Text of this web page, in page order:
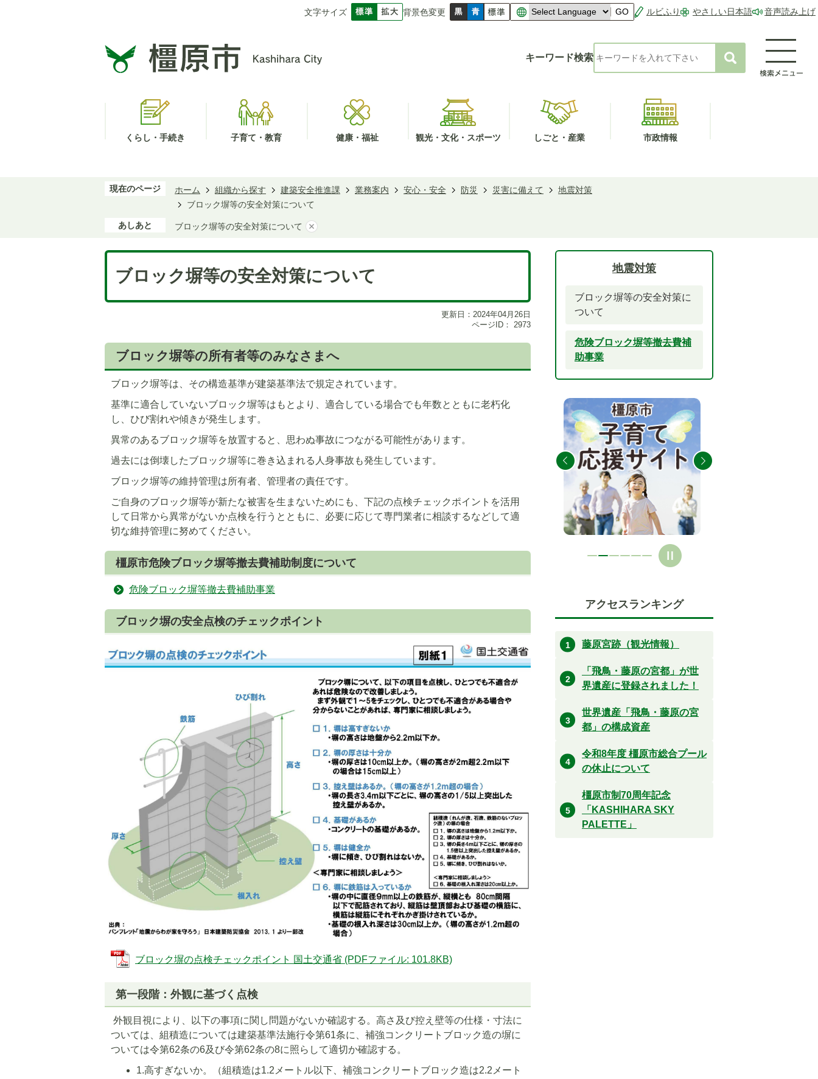
文字サイズ 背景色変更 GO ルビふり やさしい日本語 音声読み上げ
キーワード検索
くらし・手続き 子育て・教育 健康・福祉 観光・文化・スポーツ しごと・産業 市政情報
現在のページ ホーム 組織から探す 建築安全推進課 業務案内 安心・安全 防災 災害に備えて
地震対策
ブロック塀等の安全対策について
あしあと ブロック塀等の安全対策について
ブロック塀等の安全対策について
更新日：2024年04月26日
ページID： 2973
ブロック塀等の所有者等のみなさまへ
ブロック塀等は、その構造基準が建築基準法で規定されています。
基準に適合していないブロック塀等はもとより、適合している場合でも年数とともに老朽化
し、ひび割れや傾きが発生します。
異常のあるブロック塀等を放置すると、思わぬ事故につながる可能性があります。
過去には倒壊したブロック塀等に巻き込まれる人身事故も発生しています。
ブロック塀等の維持管理は所有者、管理者の責任です。
ご自身のブロック塀等が新たな被害を生まないためにも、下記の点検チェックポイントを活用
して日常から異常がないか点検を行うとともに、必要に応じて専門業者に相談するなどして適
切な維持管理に努めてください。
橿原市危険ブロック塀等撤去費補助制度について
危険ブロック塀等撤去費補助事業
ブロック塀の安全点検のチェックポイント
ブロック塀の点検チェックポイント 国土交通省 (PDFファイル: 101.8KB)
第一段階：外観に基づく点検
外観目視により、以下の事項に関し問題がないか確認する。高さ及び控え壁等の仕様・寸法に
ついては、組積造については建築基準法施行令第61条に、補強コンクリートブロック造の塀に
ついては令第62条の6及び令第62条の8に照らして適切か確認する。
1.高すぎないか。（組積造は1.2メートル以下、補強コンクリートブロック造は2.2メート
地震対策
ブロック塀等の安全対策に
ついて
危険ブロック塀等撤去費補
助事業
6
枚
目
ス
ラ
ド
1
目
ス
ド
2
枚
目
の
ス
ド
アクセスランキング
藤原宮跡（観光情報）
「飛鳥・藤原の宮都」が世
界遺産に登録されました！
世界遺産「飛鳥・藤原の宮
都」の構成資産
令和8年度 橿原市総合プール
の休止について
橿原市制70周年記念
「KASHIHARA SKY
PALETTE」